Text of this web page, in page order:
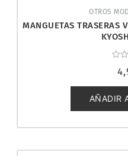
OTROS
MANGUETAS
con
de
5
AÑADIR